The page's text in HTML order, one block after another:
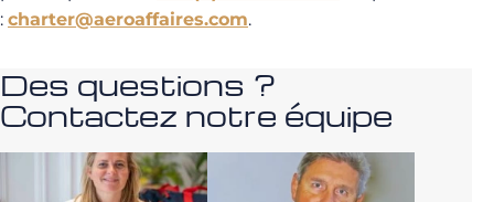
: charter@aeroaffaires.com.
Des questions ?
Contactez notre équipe